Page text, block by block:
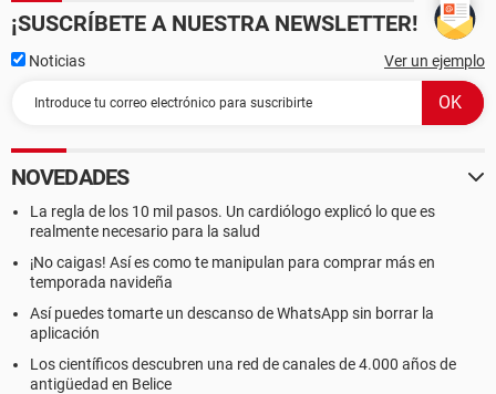
¡SUSCRÍBETE A NUESTRA NEWSLETTER!
Noticias Ver un ejemplo
NOVEDADES
La regla de los 10 mil pasos. Un cardiólogo explicó lo que es
realmente necesario para la salud
¡No caigas! Así es como te manipulan para comprar más en
temporada navideña
Así puedes tomarte un descanso de WhatsApp sin borrar la
aplicación
Los científicos descubren una red de canales de 4.000 años de
antigüedad en Belice